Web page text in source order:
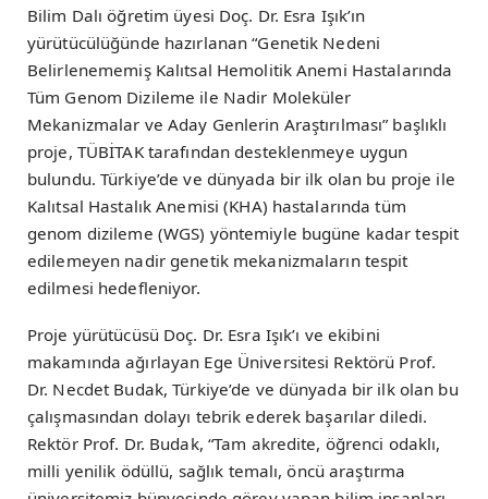
Bilim Dalı öğretim üyesi Doç. Dr. Esra Işık’ın
yürütücülüğünde hazırlanan “Genetik Nedeni
Belirlenememiş Kalıtsal Hemolitik Anemi Hastalarında
Tüm Genom Dizileme ile Nadir Moleküler
Mekanizmalar ve Aday Genlerin Araştırılması” başlıklı
proje, TÜBİTAK tarafından desteklenmeye uygun
bulundu. Türkiye’de ve dünyada bir ilk olan bu proje ile
Kalıtsal Hastalık Anemisi (KHA) hastalarında tüm
genom dizileme (WGS) yöntemiyle bugüne kadar tespit
edilemeyen nadir genetik mekanizmaların tespit
edilmesi hedefleniyor.
Proje yürütücüsü Doç. Dr. Esra Işık’ı ve ekibini
makamında ağırlayan Ege Üniversitesi Rektörü Prof.
Dr. Necdet Budak, Türkiye’de ve dünyada bir ilk olan bu
çalışmasından dolayı tebrik ederek başarılar diledi.
Rektör Prof. Dr. Budak, “Tam akredite, öğrenci odaklı,
milli yenilik ödüllü, sağlık temalı, öncü araştırma